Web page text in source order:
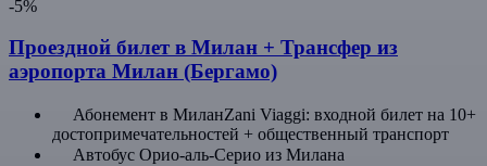
-5%
Проездной билет в Милан + Трансфер из
аэропорта Милан (Бергамо)
Абонемент в МиланZani Viaggi: входной билет на 10+
достопримечательностей + общественный транспорт
Автобус Орио-аль-Серио из Милана